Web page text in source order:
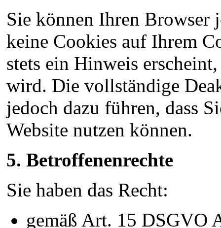
Sie können Ihren Browser
keine Cookies auf Ihrem
stets ein Hinweis
wird. Die vollständige
jedoch dazu führen, dass
Website nutzen können.
5. Betroffenenrechte
Sie haben das Recht:
gemäß Art. 15 DSGVO